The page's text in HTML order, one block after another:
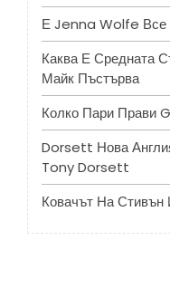
Е Jenna Wolfe
Каква Е Средната
Майк Пъстърва
Колко Пари Прави
Dorsett Нова
Tony Dorsett
Ковачът На